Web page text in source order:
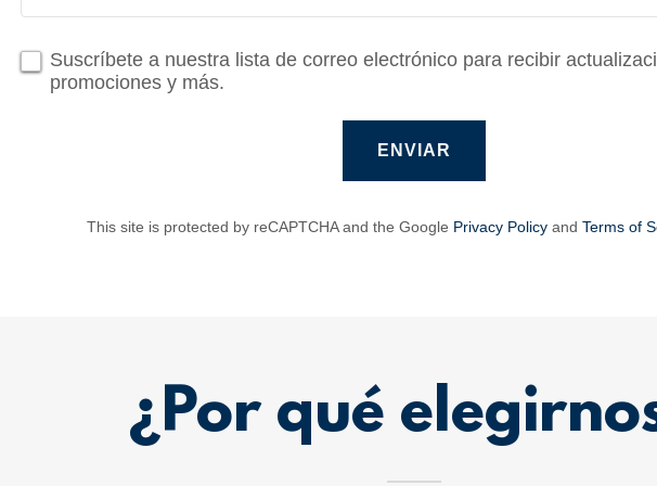
Suscríbete a nuestra lista de correo electrónico para recibir
promociones y más.
ENVIAR
This site is protected by reCAPTCHA and the Google Privacy Policyand Terms of
¿Por qué